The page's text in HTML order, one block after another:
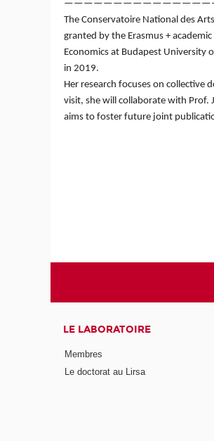
The Conservatoire National des
granted by the Erasmus +
Economics at Budapest University
in 2019.
Her research focuses on collective
visit, she will collaborate with Prof.
aims to foster future joint
LE LABORATOIRE
Membres
Le doctorat au Lirsa